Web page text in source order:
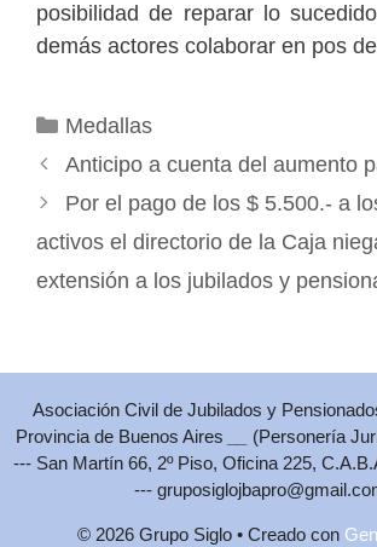
posibilidad de reparar lo
demás actores colaborar en pos
Categorías
Medallas
Anticipo a cuenta del aumento
Por el pago de los $ 5.500.- a
activos el directorio de la Caja
extensión a los jubilados y
Asociación Civil de Jubilados y
Provincia de Buenos Aires
(Personería
--- San Martín 66, 2º Piso, Oficina 225,
---
© 2026 Grupo Siglo• Creado con